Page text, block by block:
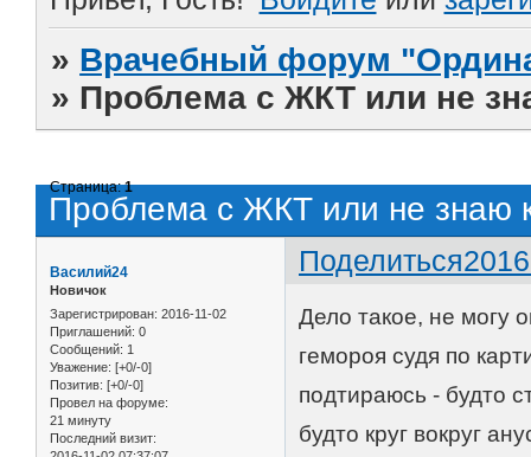
» Врачебный форум
» Проблема с ЖКТ или не
Проблема с ЖКТ или не знаю
Страница:1
Поделиться
Василий24
Новичок
Зарегистрирован: 2016-11-02
Приглашений: 0
Сообщений: 1
Уважение: [+0/-0]
Позитив: [+0/-0]
Провел на форуме:
21 минуту
Последний визит:
Дело такое, не могу
гемороя судя по
подтираюсь - будто
будто круг вокруг